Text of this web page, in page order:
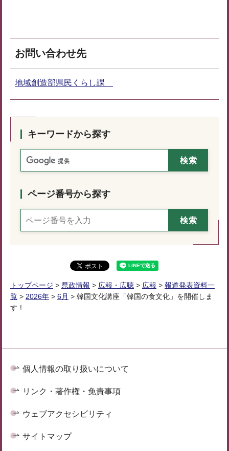
お問い合わせ先
地域創造部県民くらし課
キーワードから探す
ページ番号から探す
トップページ > 県政情報 > 広報・広聴 > 広報 > 報道発表資料一
覧 > 2026年 > 6月 > 韓国文化講座「韓国の食文化」を開催しま
す！
個人情報の取り扱いについて
リンク・著作権・免責事項
ウェブアクセシビリティ
サイトマップ